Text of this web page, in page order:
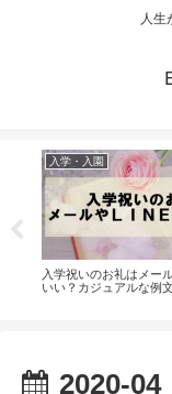
人生
入学・入園
入学祝いのお礼はメー
いい？カジュアルな例文
2020-04